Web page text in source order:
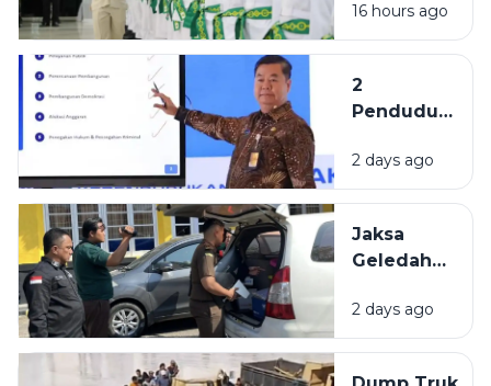
Nasional
Paskibraka
Sampang
Penuhi
Komposisi
16 hours ago
2
Penduduk
Indonesia
Berasal
Bangkalan
dan
2 days ago
Jaksa
Geledah
PUPR
Pamekasan,
2 days ago